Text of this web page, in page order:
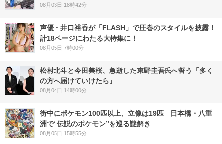
08月03日 18時42分
声優・井口裕香が「FLASH」で圧巻のスタイルを披露！
計18ページにわたる大特集に！
08月05日 7時00分
松村北斗と今田美桜、急逝した東野圭吾氏へ誓う「多く
の方へ届けていけたら」
08月04日 14時00分
街中にポケモン100匹以上、立像は19匹 日本橋・八重
洲で“伝説のポケモン”を巡る謎解き
08月05日 15時55分